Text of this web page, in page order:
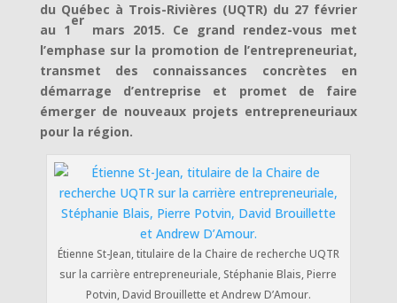
du Québec à Trois-Rivières (UQTR) du 27 février
au 1
er
mars 2015. Ce grand rendez-vous met
l’emphase sur la promotion de l’entrepreneuriat,
transmet des connaissances concrètes en
démarrage d’entreprise et promet de faire
émerger de nouveaux projets entrepreneuriaux
pour la région.
Étienne St-Jean, titulaire de la Chaire de recherche UQTR
sur la carrière entrepreneuriale, Stéphanie Blais, Pierre
Potvin, David Brouillette et Andrew D’Amour.